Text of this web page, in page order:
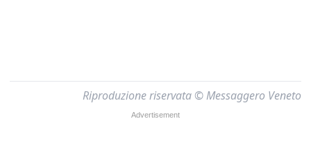
Riproduzione riservata © Messaggero Veneto